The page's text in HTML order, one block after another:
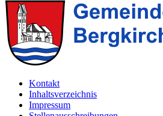
Kontakt
Inhaltsverzeichnis
Impressum